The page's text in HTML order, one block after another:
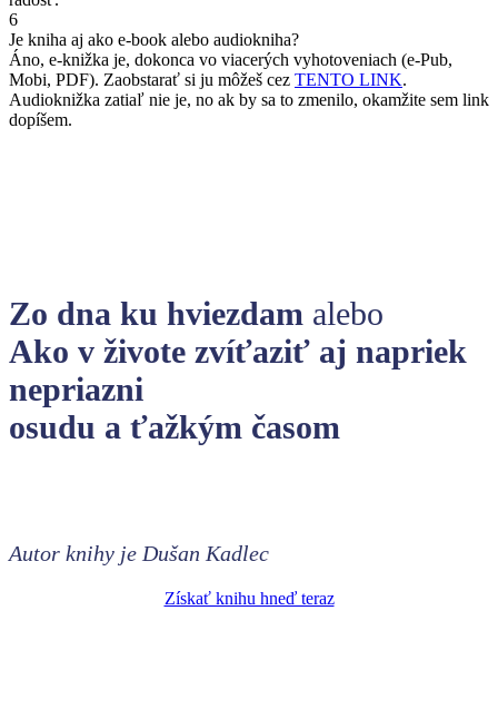
6
Je kniha aj ako e-book alebo audiokniha?
Áno, e-knižka je, dokonca vo viacerých vyhotoveniach (e-Pub,
Mobi, PDF). Zaobstarať si ju môžeš cez TENTO LINK.
Audioknižka zatiaľ nie je, no ak by sa to zmenilo, okamžite sem link
dopíšem.
Zo dna ku hviezdam alebo
Ako v živote zvíťaziť aj napriek
nepriazni
osudu a ťažkým časom
Autor knihy je Dušan Kadlec
Získať knihu hneď teraz